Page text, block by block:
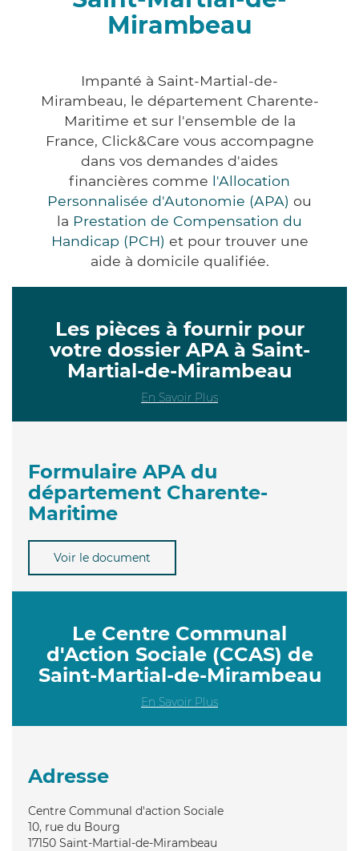
Mirambeau
Impanté à Saint-Martial-de-
Mirambeau, le département Charente-
Maritime et sur l'ensemble de la
France, Click&Care vous accompagne
dans vos demandes d'aides
financières comme l'Allocation
Personnalisée d'Autonomie (APA) ou
la Prestation de Compensation du
Handicap (PCH) et pour trouver une
aide à domicile qualifiée.
Les pièces à fournir pour
votre dossier APA à Saint-
Martial-de-Mirambeau
En Savoir Plus
Formulaire APA du
département Charente-
Maritime
Voir le document
Le Centre Communal
d'Action Sociale (CCAS) de
Saint-Martial-de-Mirambeau
En Savoir Plus
Adresse
Centre Communal d'action Sociale
10, rue du Bourg
17150 Saint-Martial-de-Mirambeau